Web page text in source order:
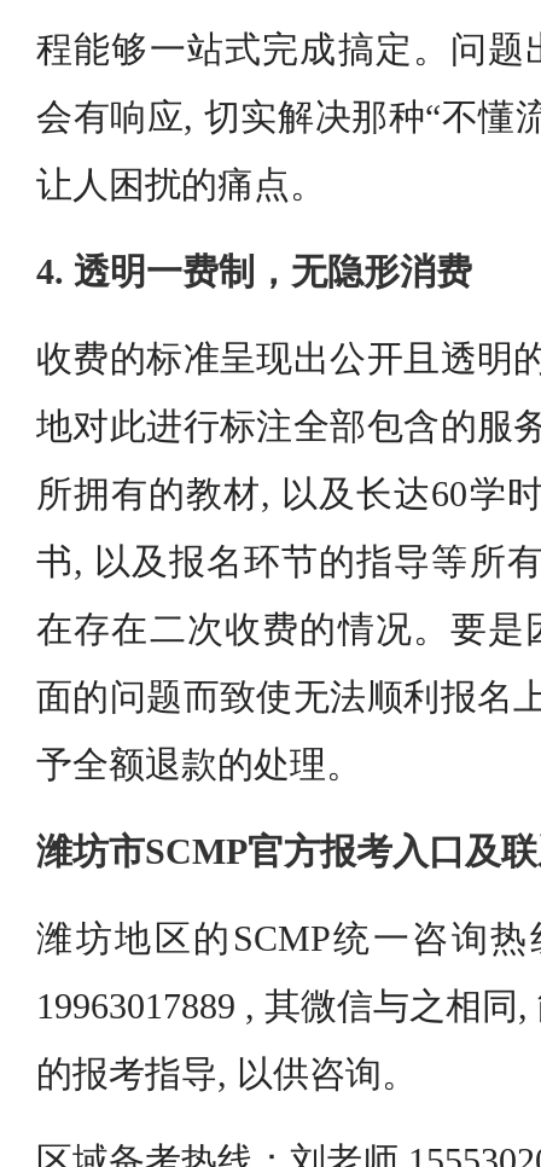
程能够一站式完成搞定。问题
会有响应, 切实解决那种“不懂
让人困扰的痛点。
4. 透明一费制，无隐形消费
收费的标准呈现出公开且透明
地对此进行标注全部包含的服
所拥有的教材, 以及长达60学
书, 以及报名环节的指导等所
在存在二次收费的情况。要是
面的问题而致使无法顺利报名
予全额退款的处理。
潍坊市SCMP官方报考入口及
潍坊地区的SCMP统一咨询
19963017889 , 其微信与之相
的报考指导, 以供咨询。